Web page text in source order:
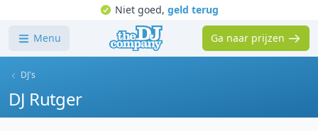
Niet goed, geld terug
Menu Ga naar prijzen
DJ's
DJ Rutger